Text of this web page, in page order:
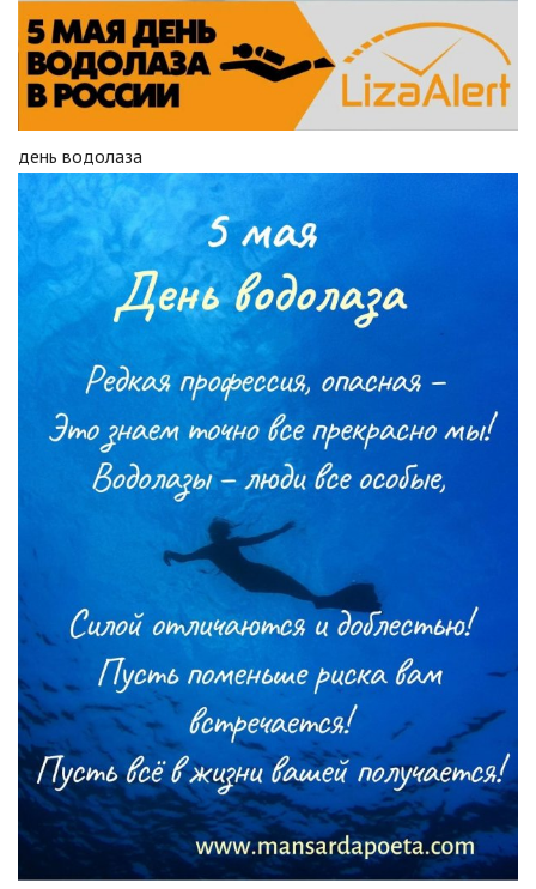
день водолаза